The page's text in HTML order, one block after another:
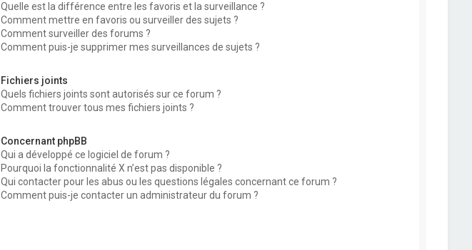
Quelle est la différence entre les favoris et la surveillance ?
Comment mettre en favoris ou surveiller des sujets ?
Comment surveiller des forums ?
Comment puis-je supprimer mes surveillances de sujets ?
Fichiers joints
Quels fichiers joints sont autorisés sur ce forum ?
Comment trouver tous mes fichiers joints ?
Concernant phpBB
Qui a développé ce logiciel de forum ?
Pourquoi la fonctionnalité X n’est pas disponible ?
Qui contacter pour les abus ou les questions légales concernant ce forum ?
Comment puis-je contacter un administrateur du forum ?